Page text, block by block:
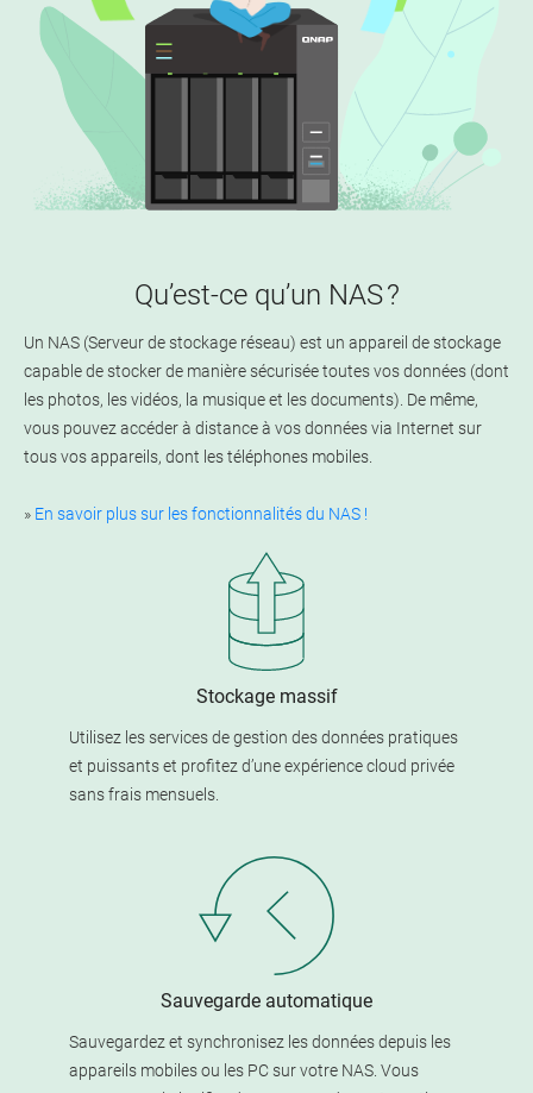
Qu’est-ce qu’un NAS ?
Un NAS (Serveur de stockage réseau) est un appareil de stockage
capable de stocker de manière sécurisée toutes vos données (dont
les photos, les vidéos, la musique et les documents). De même,
vous pouvez accéder à distance à vos données via Internet sur
tous vos appareils, dont les téléphones mobiles.
» En savoir plus sur les fonctionnalités du NAS !
Stockage massif
Utilisez les services de gestion des données pratiques
et puissants et profitez d’une expérience cloud privée
sans frais mensuels.
Sauvegarde automatique
Sauvegardez et synchronisez les données depuis les
appareils mobiles ou les PC sur votre NAS. Vous